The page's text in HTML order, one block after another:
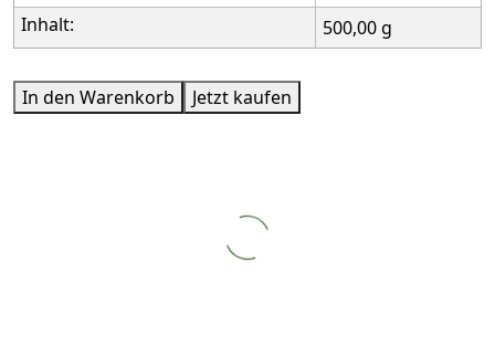
Inhalt:
500,00 g
In den Warenkorb Jetzt kaufen